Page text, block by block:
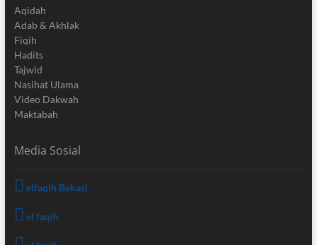
Aqidah
Adab & Akhlak
Fiqih
Hadits
Tajwid
Nasihat Ulama
Video Dakwah
Maktabah
Media Sosial
elfaqih Bekasi
el faqih